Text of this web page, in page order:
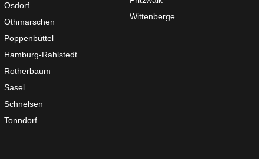
Osdorf
Othmarschen
Poppenbüttel
Hamburg-Rahlstedt
Rotherbaum
Sasel
Schnelsen
Tonndorf
Wittenberge